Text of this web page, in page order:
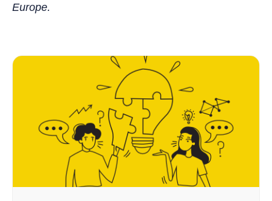
Europe.